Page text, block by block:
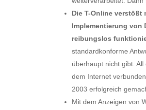
Die T-Online verstößt
Implementierung von
reibungslos
standardkonforme
überhaupt nicht gibt.
dem Internet
2003 erfolgreich
Mit dem Anzeigen von